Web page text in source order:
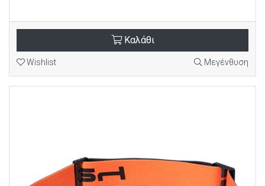
Καλάθι
Wishlist Μεγένθυση